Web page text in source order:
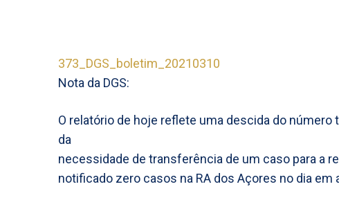
373_DGS_boletim_20210310
Nota da DGS:
O relatório de hoje reflete uma descida do número
da
necessidade de transferência de um caso para a
notificado zero casos na RA dos Açores no dia em